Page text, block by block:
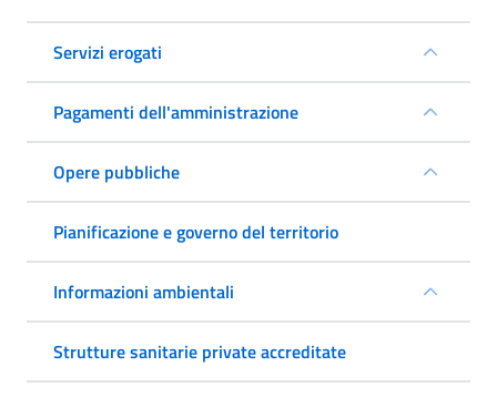
Servizi erogati
Pagamenti dell'amministrazione
Opere pubbliche
Pianificazione e governo del territorio
Informazioni ambientali
Strutture sanitarie private accreditate